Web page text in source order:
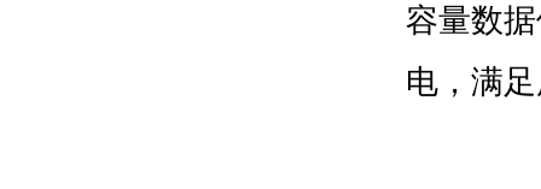
容量数
电，满